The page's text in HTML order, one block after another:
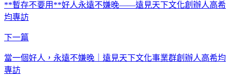
**暫存不要用**好人永遠不嫌晚——遠見天下文化創辦人高希
均專訪
下一篇
當一個好人，永遠不嫌晚｜遠見天下文化事業群創辦人高希均
專訪